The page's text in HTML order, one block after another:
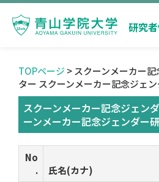
研究
TOPページ > スクーンメーカー
ター スクーンメーカー記念ジェ
スクーンメーカー記念ジェン
ーンメーカー記念ジェンダー
No
.
氏名(カナ)